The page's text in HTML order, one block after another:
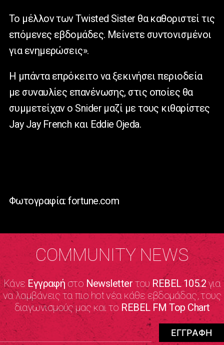
Το μέλλον τωνTwisted Sister θα καθοριστεί τις
επόμενες εβδομάδες. Μείνετε συντονισμένοι
για ενημερώσεις».
Η μπάντα επρόκειτο να ξεκινήσει περιοδεία
με συναυλίες επανένωσης, στις οποίες θα
συμμετείχαν ο Snider μαζί με τους κιθαρίστες
Jay Jay French και Eddie Ojeda.
Φωτογραφία: fortune.com
COMMUNITY NEWS
Κάνε Εγγραφήστο NewsletterτουREBEL 105.2για
να λαμβάνεις τα πιο hot νέα κάθε εβδομάδας, τους
διαγωνισμούς μας και το REBEL FM Top Chart